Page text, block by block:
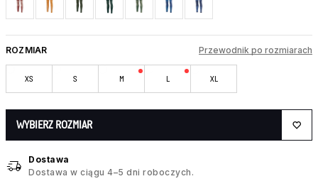
ROZMIAR Przewodnik po rozmiarach
XS S M L XL
WYBIERZ ROZMIAR
Dostawa
Dostawa w ciągu 4–5 dni roboczych.